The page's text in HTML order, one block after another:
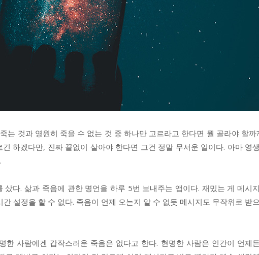
는 것과 영원히 죽을 수 없는 것 중 하나만 고르라고 한다면 뭘 골라야 할까?
하겠다만, 진짜 끝없이 살아야 한다면 그건 정말 무서운 일이다. 아마 영생
샀다. 삶과 죽음에 관한 명언을 하루 5번 보내주는 앱이다. 재밌는 게 메시지
설정을 할 수 없다. 죽음이 언제 오는지 알 수 없듯 메시지도 무작위로 받으
한 사람에겐 갑작스러운 죽음은 없다고 한다. 현명한 사람은 인간이 언제든